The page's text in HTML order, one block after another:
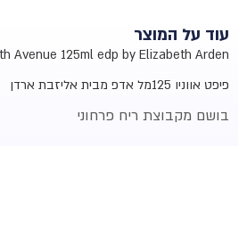
עוד על המוצר
5th Avenue 125ml edp by Elizabeth Arden
פיפט אווניו 125מל אדפ מבית אליזבת ארדן
בושם מקבוצת ריחפרחוני